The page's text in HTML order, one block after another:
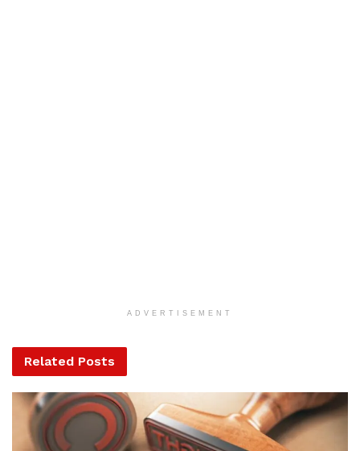
zenekarok számára, 100 milliót ad a Hangszert a profiknak!
programra, emellett további 100-100 millió forintot biztosít
programokra.
ADVERTISEMENT
Related Posts